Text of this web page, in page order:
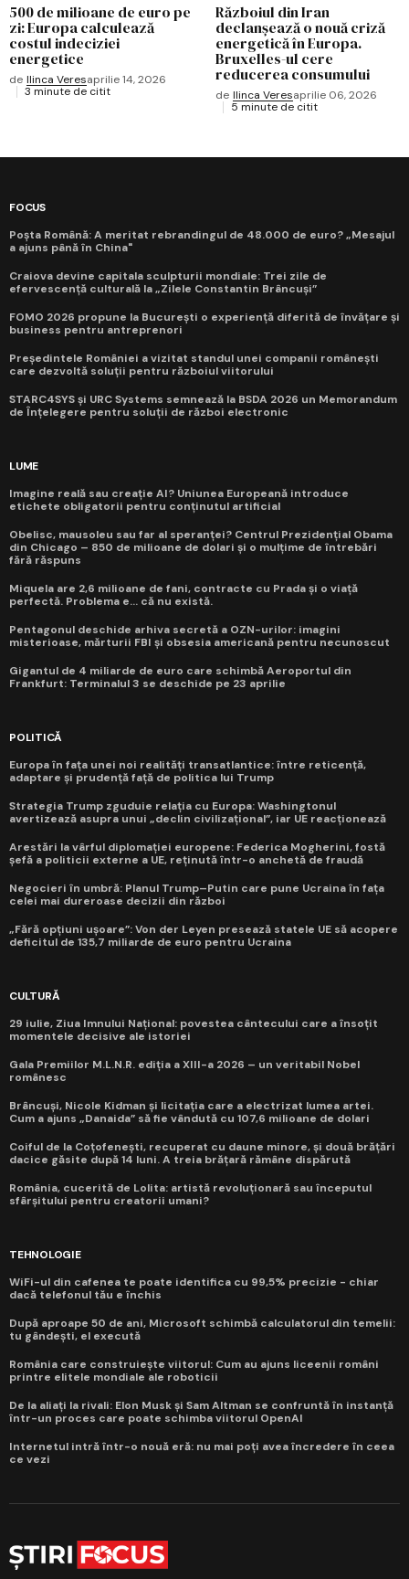
500 de milioane de euro pe
zi: Europa calculează
costul indeciziei
energetice
de Ilinca Veresaprilie 14, 2026
3 minute de citit
Războiul din Iran
declanșează o nouă criză
energetică în Europa.
Bruxelles-ul cere
reducerea consumului
de Ilinca Veresaprilie 06, 2026
5 minute de citit
FOCUS
Poșta Română: A meritat rebrandingul de 48.000 de euro? „Mesajul
a ajuns până în China"
Craiova devine capitala sculpturii mondiale: Trei zile de
efervescență culturală la „Zilele Constantin Brâncuși”
FOMO 2026 propune la București o experiență diferită de învățare și
business pentru antreprenori
Președintele României a vizitat standul unei companii românești
care dezvoltă soluții pentru războiul viitorului
STARC4SYS și URC Systems semnează la BSDA 2026 un Memorandum
de Înțelegere pentru soluții de război electronic
LUME
Imagine reală sau creație AI? Uniunea Europeană introduce
etichete obligatorii pentru conținutul artificial
Obelisc, mausoleu sau far al speranței? Centrul Prezidențial Obama
din Chicago – 850 de milioane de dolari și o mulțime de întrebări
fără răspuns
Miquela are 2,6 milioane de fani, contracte cu Prada și o viață
perfectă. Problema e... că nu există.
Pentagonul deschide arhiva secretă a OZN-urilor: imagini
misterioase, mărturii FBI și obsesia americană pentru necunoscut
Gigantul de 4 miliarde de euro care schimbă Aeroportul din
Frankfurt: Terminalul 3 se deschide pe 23 aprilie
POLITICĂ
Europa în fața unei noi realități transatlantice: între reticență,
adaptare și prudență față de politica lui Trump
Strategia Trump zguduie relația cu Europa: Washingtonul
avertizează asupra unui „declin civilizațional”, iar UE reacționează
Arestări la vârful diplomației europene: Federica Mogherini, fostă
șefă a politicii externe a UE, reținută într-o anchetă de fraudă
Negocieri în umbră: Planul Trump–Putin care pune Ucraina în fața
celei mai dureroase decizii din război
„Fără opțiuni ușoare”: Von der Leyen presează statele UE să acopere
deficitul de 135,7 miliarde de euro pentru Ucraina
CULTURĂ
29 iulie, Ziua Imnului Național: povestea cântecului care a însoțit
momentele decisive ale istoriei
Gala Premiilor M.L.N.R. ediția a XIII-a 2026 – un veritabil Nobel
românesc
Brâncuși, Nicole Kidman și licitația care a electrizat lumea artei.
Cum a ajuns „Danaida” să fie vândută cu 107,6 milioane de dolari
Coiful de la Coțofenești, recuperat cu daune minore, și două brățări
dacice găsite după 14 luni. A treia brățară rămâne dispărută
România, cucerită de Lolita: artistă revoluționară sau începutul
sfârșitului pentru creatorii umani?
TEHNOLOGIE
WiFi-ul din cafenea te poate identifica cu 99,5% precizie - chiar
dacă telefonul tău e închis
După aproape 50 de ani, Microsoft schimbă calculatorul din temelii:
tu gândești, el execută
România care construiește viitorul: Cum au ajuns liceenii români
printre elitele mondiale ale roboticii
De la aliați la rivali: Elon Musk și Sam Altman se confruntă în instanță
într-un proces care poate schimba viitorul OpenAI
Internetul intră într-o nouă eră: nu mai poți avea încredere în ceea
ce vezi